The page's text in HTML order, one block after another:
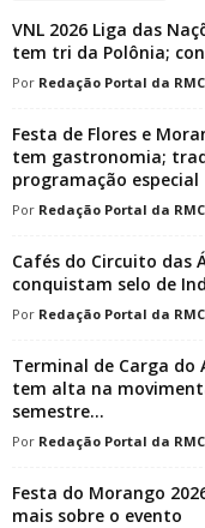
VNL 2026 Liga das
tem tri da Polônia;
Redação Portal da RMC
Festa de Flores e
tem gastronomia;
programação especial
Redação Portal da RMC
Cafés do Circuito das
conquistam selo de
Redação Portal da RMC
Terminal de Carga do
tem alta na
semestre...
Redação Portal da RMC
Festa do Morango
mais sobre o evento